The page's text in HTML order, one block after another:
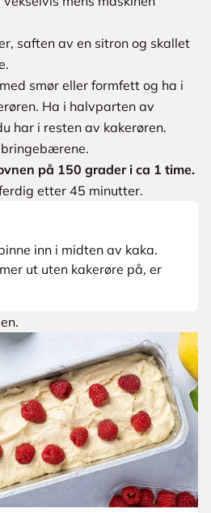
saften av en sitron og skallet
smør eller formfett og ha i
Ha i halvparten av
har i resten av kakerøren.
på 150 grader i ca 1 time.
etter 45 minutter.
inn i midten av kaka.
ut uten kakerøre på, er